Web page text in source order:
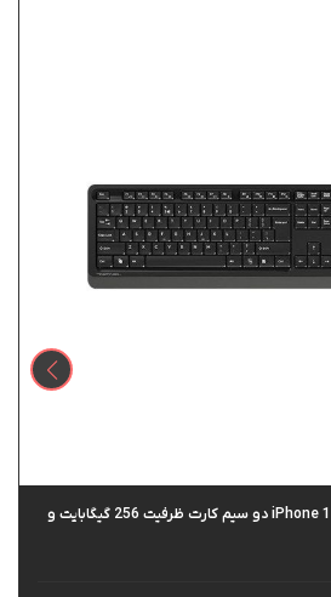
گوشی موبایل اپل مدل iPhone 17 CH دو سیم کارت ظرفیت 256 گیگابایت و